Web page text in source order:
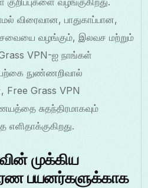
விரைவான, பாதுகாப்பான,
வழங்கும், இலவச மற்றும்
VPN-ஐ நாங்கள்
நுண்ணறிவால்
Free Grass VPN
சுதந்திரமாகவும்
எளிதாக்குகிறது.
முக்கிய
பயனர்களுக்காக